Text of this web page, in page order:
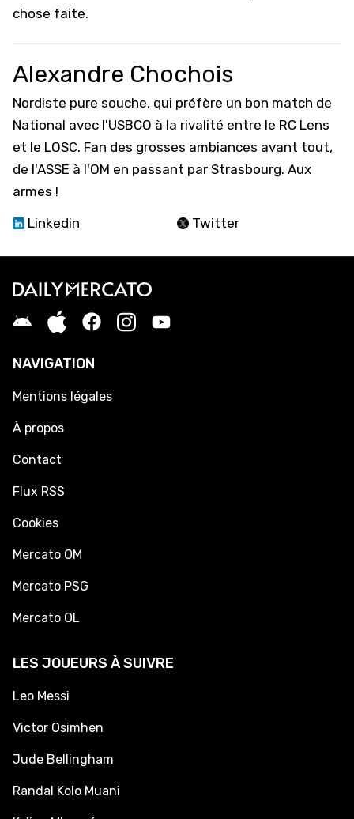
chose faite.
Alexandre Chochois
Nordiste pure souche, qui préfère un bon match de
National avec l'USBCO à la rivalité entre le RC Lens
et le LOSC. Fan des grosses ambiances avant tout,
de l'ASSE à l'OM en passant par Strasbourg. Aux
armes !
Linkedin
Twitter
NAVIGATION
Mentions légales
À propos
Contact
Flux RSS
Cookies
Mercato OM
Mercato PSG
Mercato OL
LES JOUEURS À SUIVRE
Leo Messi
Victor Osimhen
Jude Bellingham
Randal Kolo Muani